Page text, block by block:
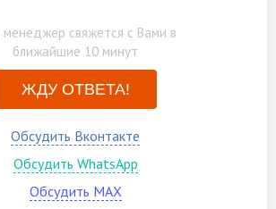
свяжется с Вами в
ближайшие 10 минут
ЖДУ ОТВЕТА!
Обсудить Вконтакте
Обсудить WhatsApp
Обсудить MAX